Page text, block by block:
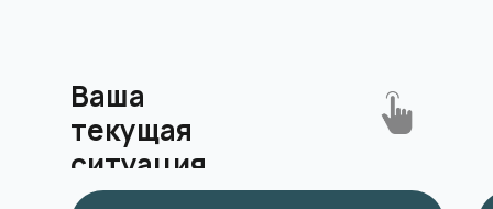
Ваша
текущая
ситуация